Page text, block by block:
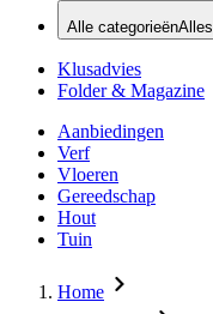
Alle categorieënAlles
Klusadvies
Folder & Magazine
Aanbiedingen
Verf
Vloeren
Gereedschap
Hout
Tuin
Home